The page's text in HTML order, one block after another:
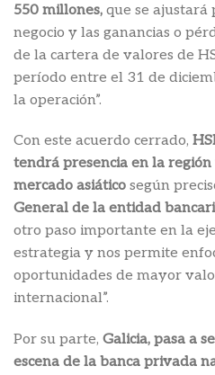
550 millones, que se ajustará
negocio y las ganancias o
de la cartera de valores de
período entre el 31 de
la operación”.
Con este acuerdo cerrado,
tendrá presencia en la
mercado asiático según
General de la entidad
otro paso importante en la
estrategia y nos permite
oportunidades de mayor
internacional”.
Por su parte, Galicia, pasa a
escena de la banca privada